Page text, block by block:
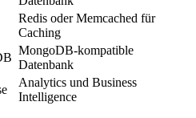
Redis oder Memcached für
Caching
MongoDB-kompatible
Datenbank
Analytics und Business
Intelligence